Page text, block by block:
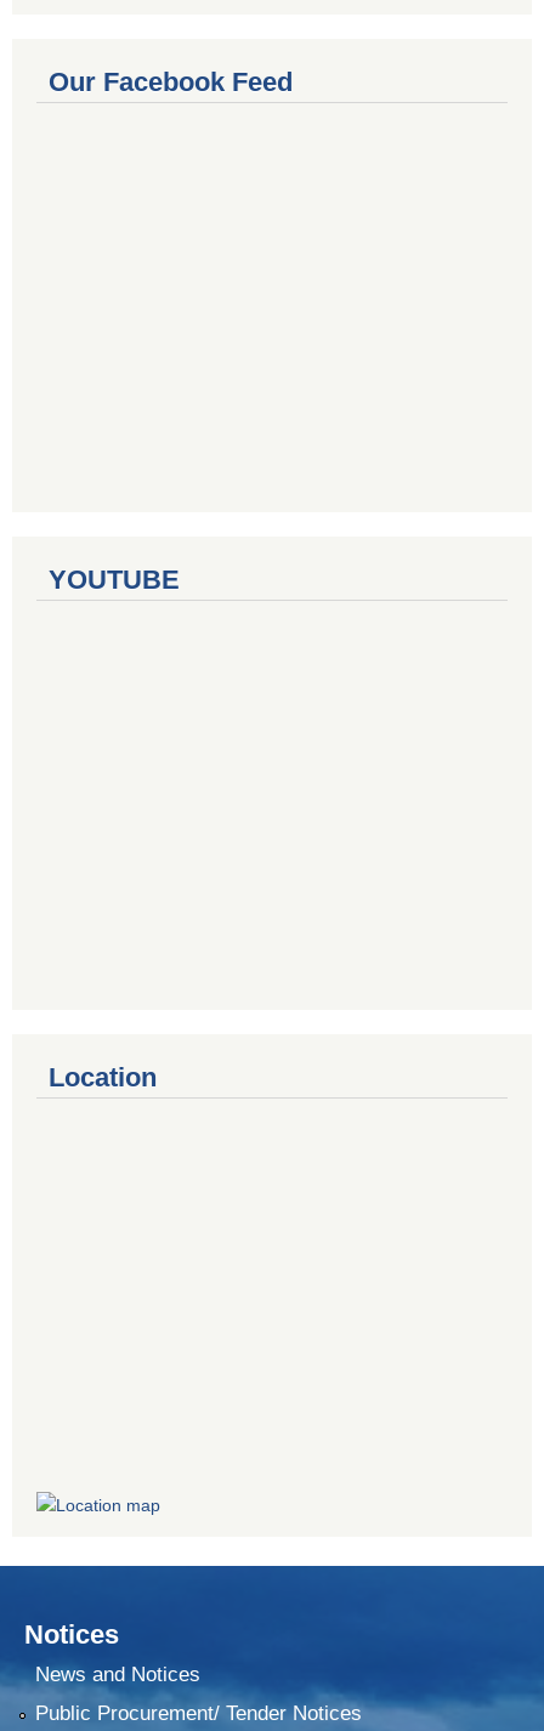
Our Facebook Feed
YOUTUBE
Location
Notices
News and Notices
Public Procurement/ Tender Notices